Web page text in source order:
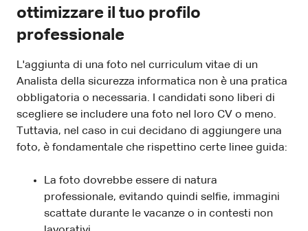
ottimizzare il tuo profilo
professionale
L'aggiunta di una foto nel curriculum vitae di un
Analista della sicurezza informatica non è una pratica
obbligatoria o necessaria. I candidati sono liberi di
scegliere se includere una foto nel loro CV o meno.
Tuttavia, nel caso in cui decidano di aggiungere una
foto, è fondamentale che rispettino certe linee guida:
La foto dovrebbe essere di natura
professionale, evitando quindi selfie, immagini
scattate durante le vacanze o in contesti non